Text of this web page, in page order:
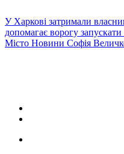
У Харкові затримали
допомагає ворогу
Місто Новини Софія